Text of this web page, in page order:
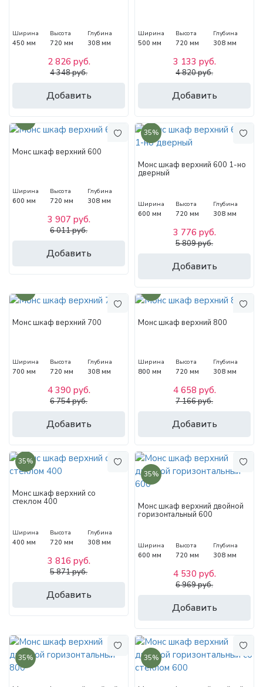
Ширина
450 мм
Высота
720 мм
Глубина
308 мм
Добавить
2 826 руб.
4 348 руб.
Ширина
500 мм
Высота
720 мм
Глубина
308 мм
Добавить
3 133 руб.
4 820 руб.
Монс шкаф верхний 600
Ширина
600 мм
Высота
720 мм
Глубина
308 мм
Добавить
3 907 руб.
6 011 руб.
35%
Монс шкаф верхний 600 1-но
дверный
Ширина
600 мм
Высота
720 мм
Глубина
308 мм
Добавить
3 776 руб.
5 809 руб.
Монс шкаф верхний 700
Ширина
700 мм
Высота
720 мм
Глубина
308 мм
Добавить
4 390 руб.
6 754 руб.
Монс шкаф верхний 800
Ширина
800 мм
Высота
720 мм
Глубина
308 мм
Добавить
4 658 руб.
7 166 руб.
35%
Монс шкаф верхний со
стеклом 400
Ширина
400 мм
Высота
720 мм
Глубина
308 мм
Добавить
3 816 руб.
5 871 руб.
35%
Монс шкаф верхний двойной
горизонтальный 600
Ширина
600 мм
Высота
720 мм
Глубина
308 мм
Добавить
4 530 руб.
6 969 руб.
35% 35%